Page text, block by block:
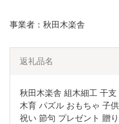
事業者：秋田木楽舎
返礼品名
秋田木楽舎 組木細工 干
木育 パズル おもちゃ 子
祝い 節句 プレゼント 贈